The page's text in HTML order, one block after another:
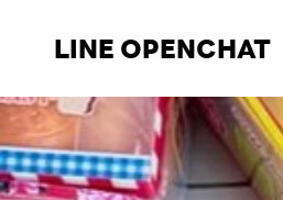
LINE OPENCHAT